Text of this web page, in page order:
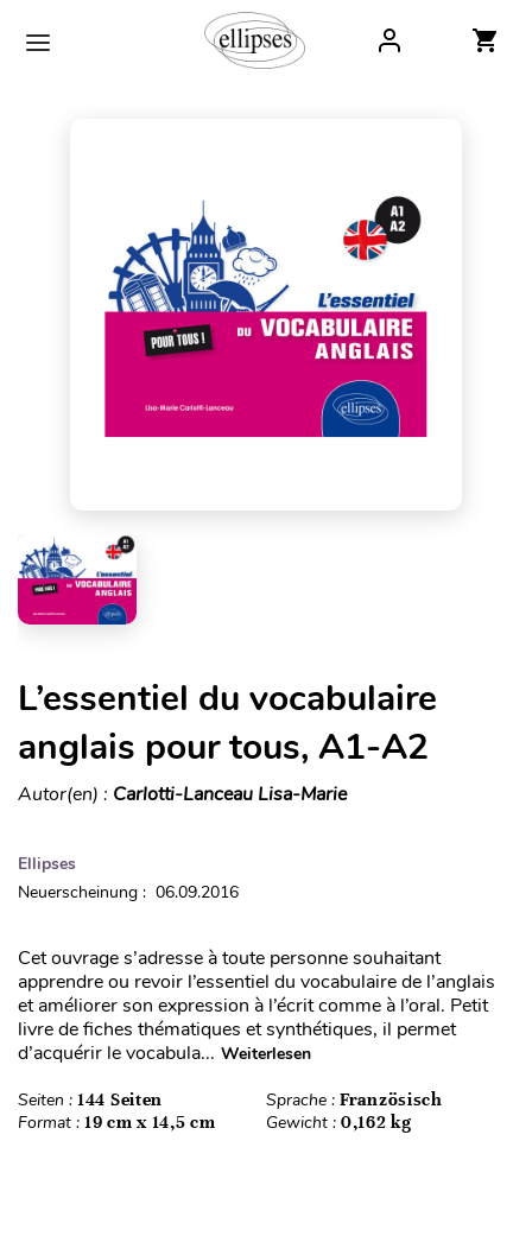
L’essentiel du vocabulaire
anglais pour tous, A1-A2
Autor(en) : Carlotti-Lanceau Lisa-Marie
Ellipses
Neuerscheinung : 06.09.2016
Cet ouvrage s’adresse à toute personne souhaitant
apprendre ou revoir l’essentiel du vocabulaire de l’anglais
et améliorer son expression à l’écrit comme à l’oral. Petit
livre de fiches thématiques et synthétiques, il permet
d’acquérir le vocabula... Weiterlesen
Seiten : 144 Seiten Sprache : Französisch
Format : 19 cm x 14,5 cm Gewicht : 0,162 kg